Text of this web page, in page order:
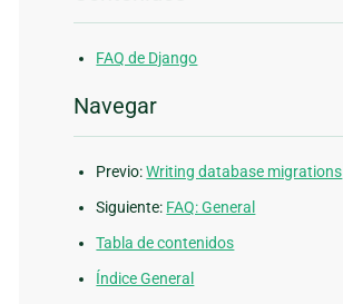
FAQ de Django
Navegar
Previo:Writing database migrations
Siguiente: FAQ: General
Tabla de contenidos
Índice General